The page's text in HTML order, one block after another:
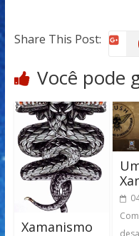
Share This Post:
Você pode
Xamanismo